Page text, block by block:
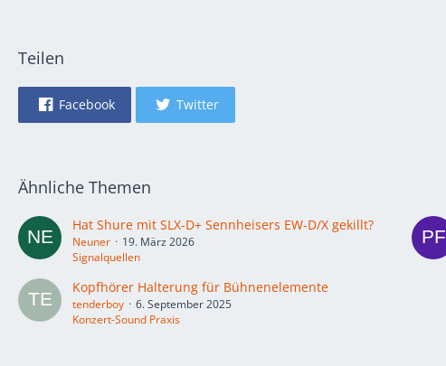
Teilen
Facebook Twitter
Ähnliche Themen
Hat Shure mit SLX-D+ Sennheisers EW-D/X gekillt?
Neuner
19. März 2026
Signalquellen
Kopfhörer Halterung für Bühnenelemente
tenderboy
6. September 2025
Konzert-Sound Praxis